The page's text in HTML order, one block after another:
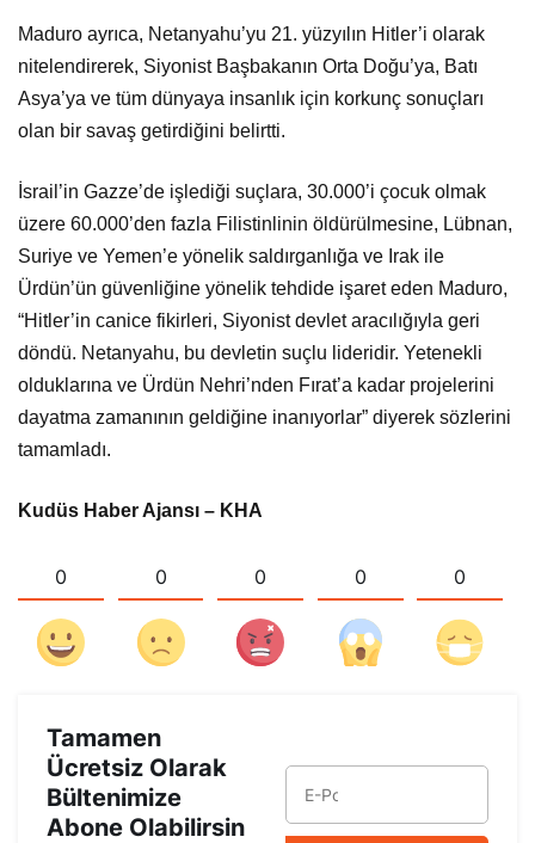
Maduro ayrıca, Netanyahu’yu 21. yüzyılın Hitler’i olarak
nitelendirerek, Siyonist Başbakanın Orta Doğu’ya, Batı
Asya’ya ve tüm dünyaya insanlık için korkunç sonuçları
olan bir savaş getirdiğini belirtti.
İsrail’in Gazze’de işlediği suçlara, 30.000’i çocuk olmak
üzere 60.000’den fazla Filistinlinin öldürülmesine, Lübnan,
Suriye ve Yemen’e yönelik saldırganlığa ve Irak ile
Ürdün’ün güvenliğine yönelik tehdide işaret eden Maduro,
“Hitler’in canice fikirleri, Siyonist devlet aracılığıyla geri
döndü. Netanyahu, bu devletin suçlu lideridir. Yetenekli
olduklarına ve Ürdün Nehri’nden Fırat’a kadar projelerini
dayatma zamanının geldiğine inanıyorlar” diyerek sözlerini
tamamladı.
Kudüs Haber Ajansı – KHA
0 0 0 0 0
Tamamen
Ücretsiz Olarak
Bültenimize
Abone Olabilirsin